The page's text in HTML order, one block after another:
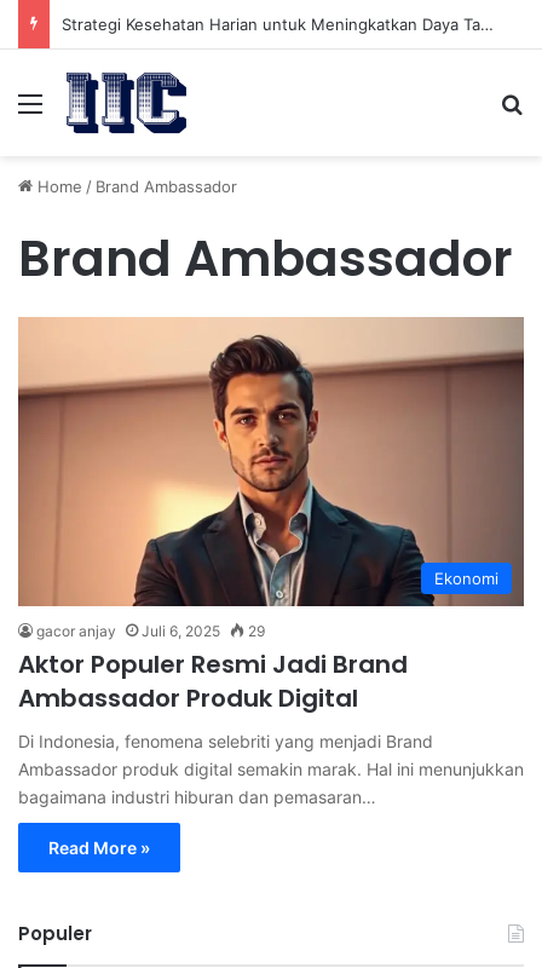
Strategi Kesehatan Harian untuk Meningkatkan Daya Tahan Tubuh dalam Beraktivitas
Menu
Home / Brand Ambassador
Brand Ambassador
Ekonomi
gacor anjay Juli 6, 2025 29
Aktor Populer Resmi Jadi Brand
Ambassador Produk Digital
Di Indonesia, fenomena selebriti yang menjadi Brand
Ambassador produk digital semakin marak. Hal ini menunjukkan
bagaimana industri hiburan dan pemasaran…
Read More »
Populer